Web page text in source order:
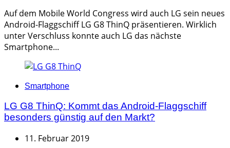
Auf dem Mobile World Congress wird auch LG sein neues
Android-Flaggschiff LG G8 ThinQ präsentieren. Wirklich
unter Verschluss konnte auch LG das nächste
Smartphone...
Categories
Smartphone
LG G8 ThinQ: Kommt das Android-Flaggschiff
besonders günstig auf den Markt?
11. Februar 2019